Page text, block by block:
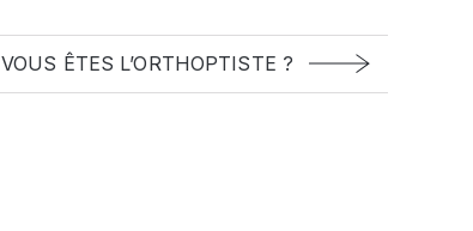
VOUS ÊTES L’ORTHOPTISTE ?